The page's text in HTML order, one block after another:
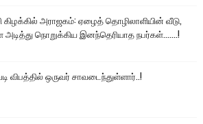
கிழக்கில் அராஜகம்: ஏழைத் தொழிலாளியின் வீடு,
நொறுக்கிய இனந்தெரியாத நபர்கள்.......!
விபத்தில் ஒருவர் சாவடைந்துள்ளார்..!